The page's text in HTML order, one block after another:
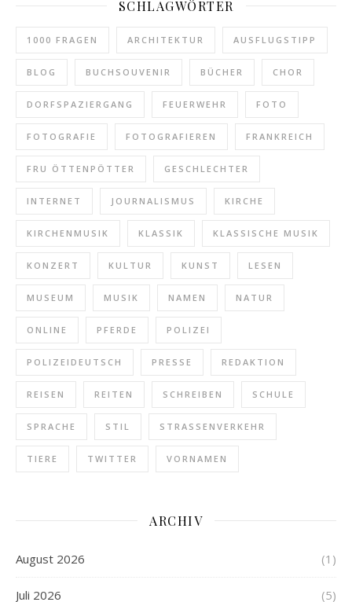
SCHLAGWÖRTER
1000 FRAGEN ARCHITEKTUR AUSFLUGSTIPP
BLOG BUCHSOUVENIR BÜCHER CHOR
DORFSPAZIERGANG FEUERWEHR FOTO
FOTOGRAFIE FOTOGRAFIEREN FRANKREICH
FRU ÖTTENPÖTTER GESCHLECHTER
INTERNET JOURNALISMUS KIRCHE
KIRCHENMUSIK KLASSIK KLASSISCHE MUSIK
KONZERT KULTUR KUNST LESEN
MUSEUM MUSIK NAMEN NATUR
ONLINE PFERDE POLIZEI
POLIZEIDEUTSCH PRESSE REDAKTION
REISEN REITEN SCHREIBEN SCHULE
SPRACHE STIL STRASSENVERKEHR
TIERE TWITTER VORNAMEN
ARCHIV
August 2026 (1)
Juli 2026 (5)